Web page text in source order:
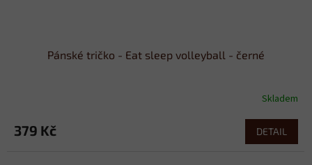
Pánské tričko - Eat sleep volleyball - černé
Skladem
379 Kč DETAIL